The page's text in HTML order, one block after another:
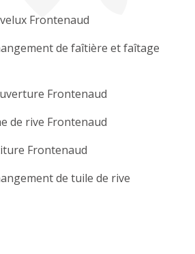
Frontenaud
de faîtière et faîtage
Frontenaud
de rive Frontenaud
Frontenaud
de tuile de rive